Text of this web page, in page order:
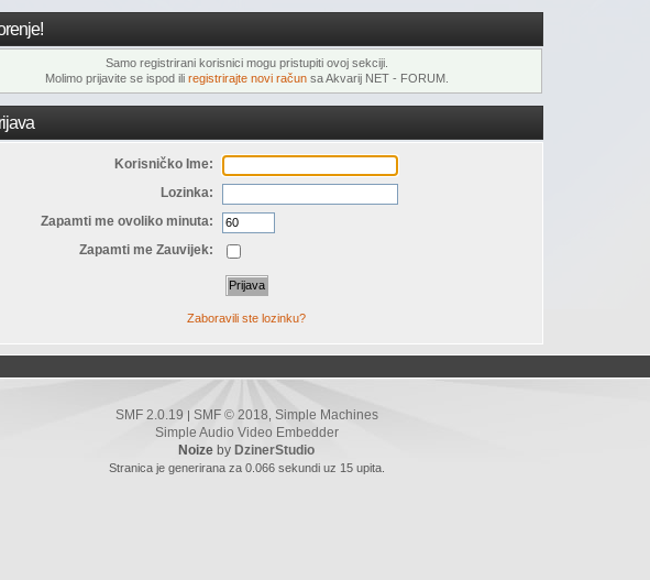
Samo registrirani korisnici mogu pristupiti ovoj sekciji.
Molimo prijavite se ispod ili registrirajte novi računsa Akvarij NET - FORUM.
Korisničko Ime:
Lozinka:
Zapamti me ovoliko minuta:
Zapamti me Zauvijek:
Zaboravili ste lozinku?
SMF 2.0.19 SMF © 2018 Simple Machines
Simple Audio Video Embedder
Noize by DzinerStudio
Stranica je generirana za 0.066 sekundi uz 15 upita.